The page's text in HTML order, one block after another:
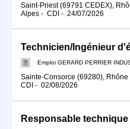
Saint-Priest (69791 CEDEX),
Alpes - CDI - 24/07/2026
Emploi GERARD PERRIER
Sainte-Consorce (69280),
CDI - 02/08/2026
Responsable technique